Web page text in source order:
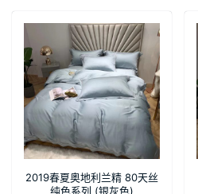
2019春夏奥地利兰精 80天丝
纯色系列 (银灰色)